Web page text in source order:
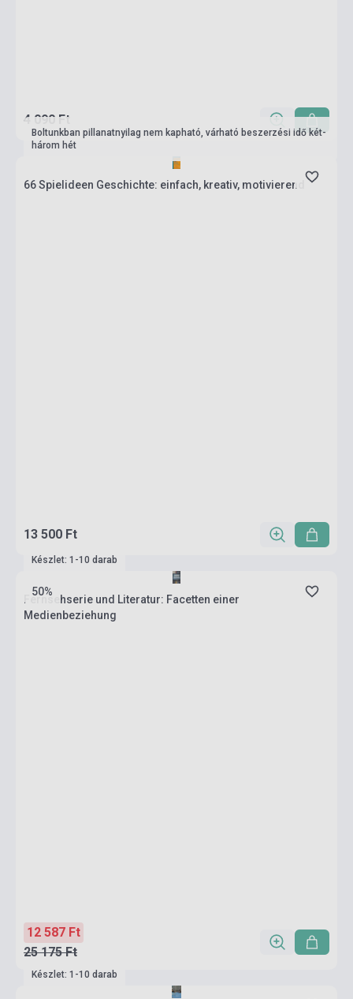
4 090 Ft
Boltunkban pillanatnyilag nem kapható, várható beszerzési idő két-
három hét
66 Spielideen Geschichte: einfach, kreativ, motivierend
13 500 Ft
50%
Készlet: 1-10 darab
Fernsehserie und Literatur: Facetten einer
Medienbeziehung
12 587 Ft
25 175 Ft
Készlet: 1-10 darab